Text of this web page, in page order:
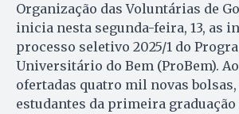
Organização das Voluntárias de
inicia nesta segunda-feira, 13, as
processo seletivo 2025/1 do
Universitário do Bem (ProBem).
ofertadas quatro mil novas
estudantes da primeira graduação